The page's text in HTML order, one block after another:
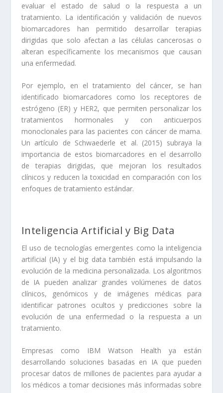
evaluar el estado de salud o la respuesta a un
tratamiento. La identificación y validación de nuevos
biomarcadores han permitido desarrollar terapias
dirigidas que solo afectan a las células cancerosas o
alteran específicamente los mecanismos que causan
una enfermedad.
Por ejemplo, en el tratamiento del cáncer, se han
identificado biomarcadores como los receptores de
estrógeno (ER) y HER2, que permiten personalizar los
tratamientos hormonales y con anticuerpos
monoclonales para las pacientes con cáncer de mama.
Un artículo de Schwaederle et al. (2015) subraya la
importancia de estos biomarcadores en el desarrollo
de terapias dirigidas, que mejoran los resultados
clínicos y reducen la toxicidad en comparación con los
enfoques de tratamiento estándar.
Inteligencia Artificial y Big Data
El uso de tecnologías emergentes como la inteligencia
artificial (IA) y el big data también está impulsando la
evolución de la medicina personalizada. Los algoritmos
de IA pueden analizar grandes volúmenes de datos
clínicos, genómicos y de imágenes médicas para
identificar patrones ocultos y predicciones sobre la
evolución de una enfermedad o la respuesta a un
tratamiento.
Empresas como IBM Watson Health ya están
desarrollando soluciones basadas en IA que pueden
procesar datos de millones de pacientes para ayudar a
los médicos a tomar decisiones más informadas sobre